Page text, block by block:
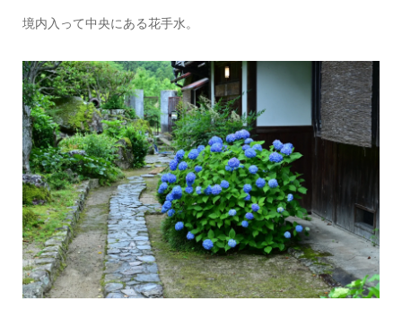
境内入って中央にある花手水。